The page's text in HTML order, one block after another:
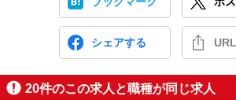
シェアする
20件のこの求人と職種が同じ求人